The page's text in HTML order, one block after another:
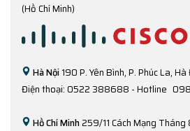
(Hồ Chí Minh)
Hà Nội190 P. Yên Bình, P. Phúc La,
Điện thoại: 0522 388688 - Hotline
Hồ Chí Minh259/11 Cách Mạng Tháng